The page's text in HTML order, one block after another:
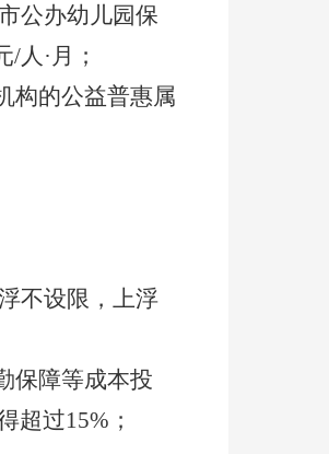
公办幼儿园保
/人·月；
构的公益普惠属
不设限，上浮
保障等成本投
超过15% ；